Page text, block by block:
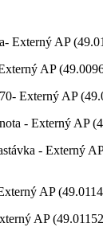
Externý AP
AP
Externý AP
- Externý AP
- Externý
AP
AP